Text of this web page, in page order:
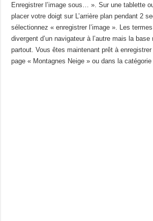
Enregistrer l’image sous… ». Sur une tablette
placer votre doigt sur L’arrière plan pendant 2
sélectionnez « enregistrer l’image ». Les
divergent d’un navigateur à l’autre mais la
partout. Vous êtes maintenant prêt à
page « Montagnes Neige » ou dans la